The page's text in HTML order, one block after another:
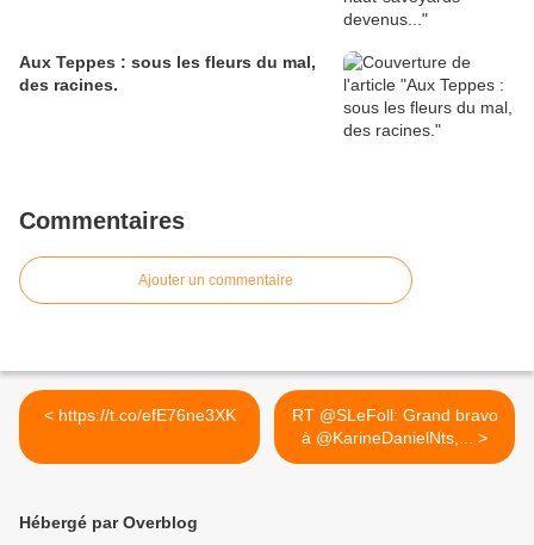
Aux Teppes : sous les fleurs du mal,
des racines.
Commentaires
Ajouter un commentaire
< https://t.co/efE76ne3XK
RT @SLeFoll: Grand bravo
à @KarineDanielNts,... >
Hébergé par Overblog